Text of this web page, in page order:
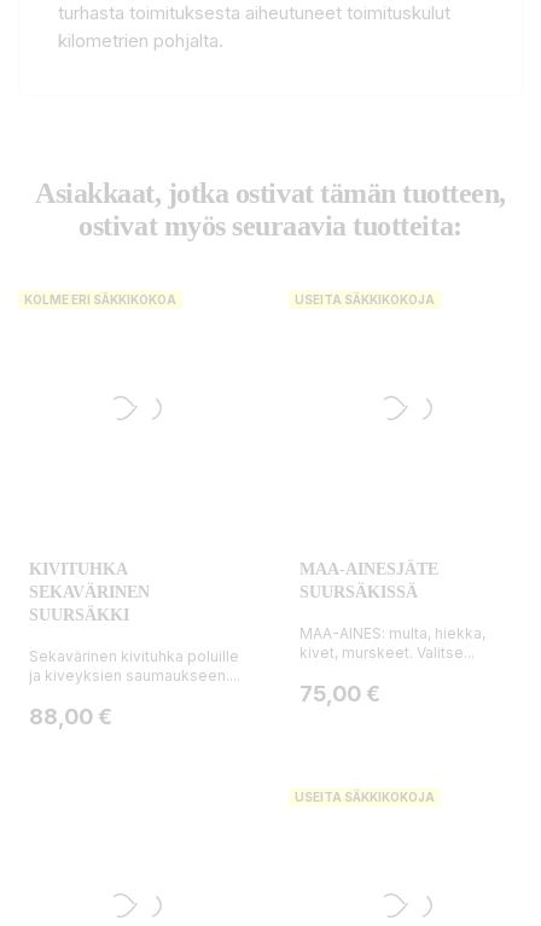
turhasta toimituksesta aiheutuneet toimituskulut
kilometrien pohjalta.
Asiakkaat, jotka ostivat tämän tuotteen,
ostivat myös seuraavia tuotteita:
KOLME ERI SÄKKIKOKOA
KIVITUHKA
SEKAVÄRINEN
SUURSÄKKI
Sekavärinen kivituhka poluille
ja kiveyksien saumaukseen....
Hinta
88,00 €
USEITA SÄKKIKOKOJA
MAA-AINESJÄTE
SUURSÄKISSÄ
MAA-AINES: multa, hiekka,
kivet, murskeet. Valitse...
Hinta
75,00 €
USEITA SÄKKIKOKOJA